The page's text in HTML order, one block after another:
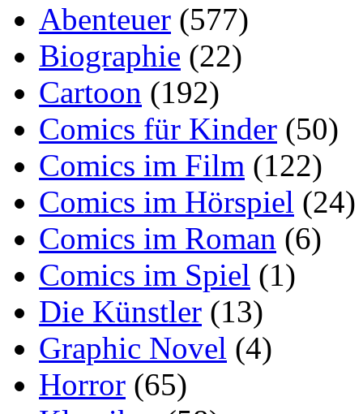
Abenteuer (577)
Biographie (22)
Cartoon (192)
Comics für Kinder (50)
Comics im Film (122)
Comics im Hörspiel (24)
Comics im Roman (6)
Comics im Spiel (1)
Die Künstler (13)
Graphic Novel (4)
Horror (65)